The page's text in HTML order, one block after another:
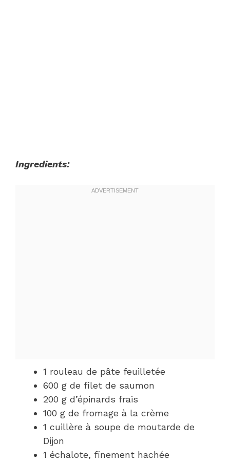
Ingredients:
1 rouleau de pâte feuilletée
600 g de filet de saumon
200 g d’épinards frais
100 g de fromage à la crème
1 cuillère à soupe de moutarde de
Dijon
1 échalote, finement hachée